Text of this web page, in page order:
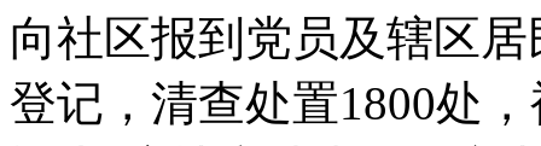
向社区报到党员及辖区
登记，清查处置1800处